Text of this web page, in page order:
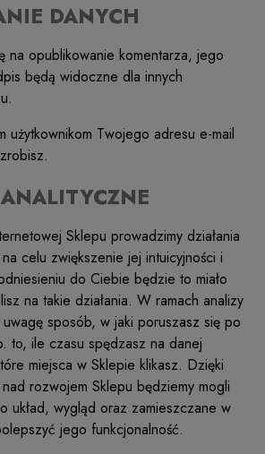
DANYCH
na opublikowanie komentarza, jego
będą widoczne dla innych
użytkownikom Twojego adresu e-mail
Sklepu prowadzimy działania
celu zwiększenie jej intuicyjności i
do Ciebie będzie to miało
na takie działania. W ramach analizy
sposób, w jaki poruszasz się po
to, ile czasu spędzasz na danej
miejsca w Sklepie klikasz. Dzięki
rozwojem Sklepu będziemy mogli
układ, wygląd oraz zamieszczane w
jego funkcjonalność.